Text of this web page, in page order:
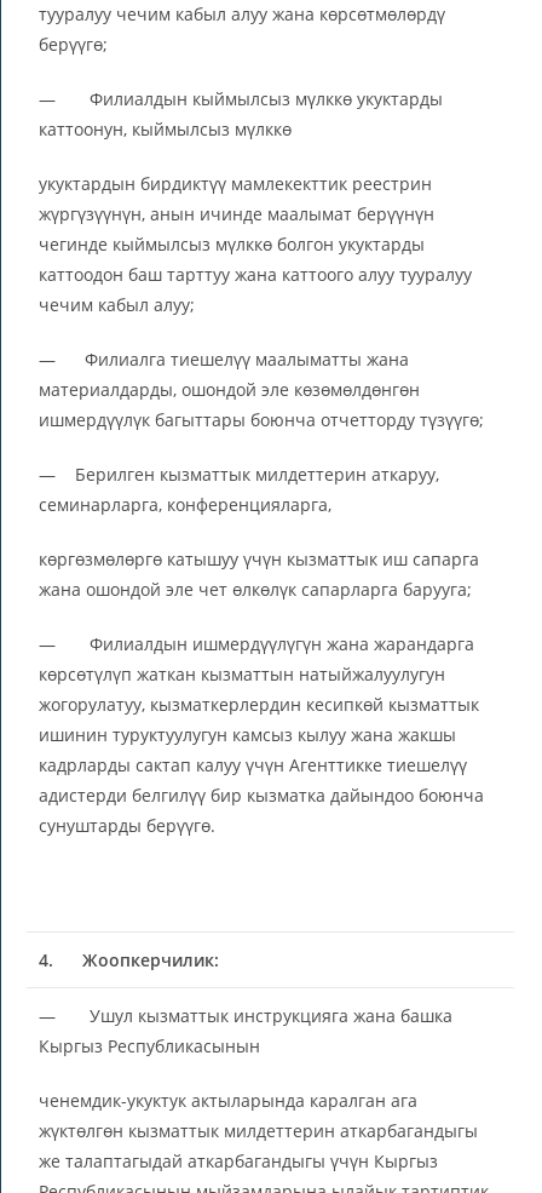
тууралуу чечим кабыл алуу жана көрсөтмөлөрдү
берүүгө;
— Филиалдын кыймылсыз мүлккө укуктарды
каттоонун, кыймылсыз мүлккө
укуктардын бирдиктүү мамлекекттик реестрин
жүргүзүүнүн, анын ичинде маалымат берүүнүн
чегинде кыймылсыз мүлккө болгон укуктарды
каттоодон баш тарттуу жана каттоого алуу тууралуу
чечим кабыл алуу;
— Филиалга тиешелүү маалыматты жана
материалдарды, ошондой эле көзөмөлдөнгөн
ишмердүүлүк багыттары боюнча отчетторду түзүүгө;
— Берилген кызматтык милдеттерин аткаруу,
семинарларга, конференцияларга,
көргөзмөлөргө катышуу үчүн кызматтык иш сапарга
жана ошондой эле чет өлкөлүк сапарларга барууга;
— Филиалдын ишмердүүлүгүн жана жарандарга
көрсөтүлүп жаткан кызматтын натыйжалуулугун
жогорулатуу, кызматкерлердин кесипкөй кызматтык
ишинин туруктуулугун камсыз кылуу жана жакшы
кадрларды сактап калуу үчүн Агенттикке тиешелүү
адистерди белгилүү бир кызматка дайындоо боюнча
сунуштарды берүүгө.
4.Жоопкерчилик:
— Ушул кызматтык инструкцияга жана башка
Кыргыз Республикасынын
ченемдик-укуктук актыларында каралган ага
жүктөлгөн кызматтык милдеттерин аткарбагандыгы
же талаптагыдай аткарбагандыгы үчүн Кыргыз